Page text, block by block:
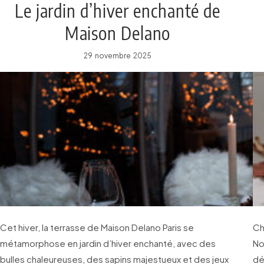
Le jardin d’hiver enchanté de
Maison Delano
29 novembre 2025
Cet hiver, la terrasse de Maison Delano Paris se
métamorphose en jardin d’hiver enchanté, avec des
bulles chaleureuses, des sapins majestueux et des jeux